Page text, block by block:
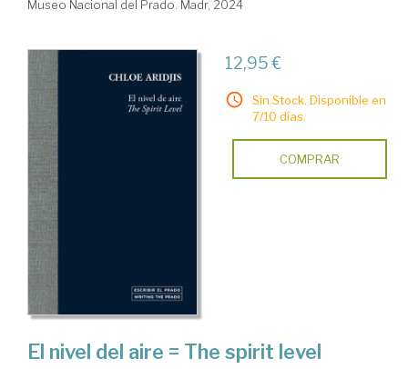
Museo Nacional del Prado. Madr, 2024
12,95 €
Sin Stock. Disponible en
7/10 días.
COMPRAR
El nivel del aire = The spirit level